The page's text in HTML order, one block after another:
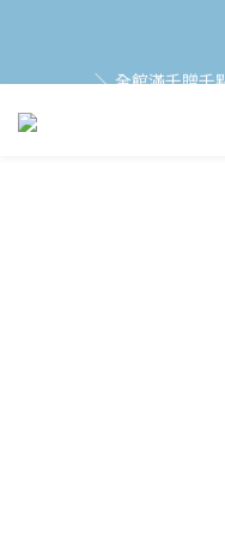
加入會員立即領$200購
登入領取